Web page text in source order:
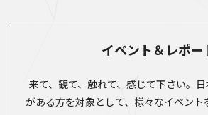
イベント＆レポー
来て、観て、触れて、感じて下さい。
がある方を対象として、様々なイベント